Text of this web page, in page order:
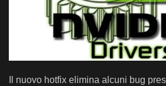
Il nuovo hotfix elimina alcuni bug